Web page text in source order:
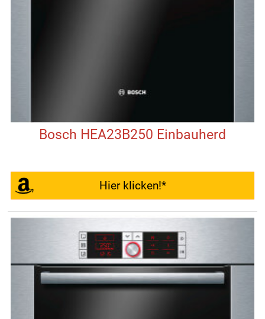
Bosch HEA23B250 Einbauherd
Hier klicken!*